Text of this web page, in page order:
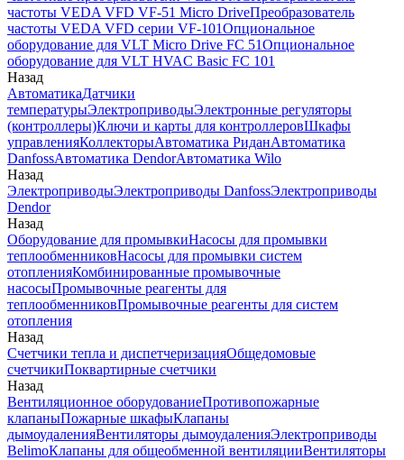
частоты VEDA VFD VF-51 Micro DriveПреобразователь
частоты VEDA VFD серии VF-101Опциональное
оборудование для VLT Micro Drive FC 51Опциональное
оборудование для VLT HVAC Basic FC 101
Назад
АвтоматикаДатчики
температурыЭлектроприводыЭлектронные регуляторы
(контроллеры)Ключи и карты для контроллеровШкафы
управленияКоллекторыАвтоматика РиданАвтоматика
DanfossАвтоматика DendorАвтоматика Wilo
Назад
ЭлектроприводыЭлектроприводы DanfossЭлектроприводы
Dendor
Назад
Оборудование для промывкиНасосы для промывки
теплообменниковНасосы для промывки систем
отопленияКомбинированные промывочные
насосыПромывочные реагенты для
теплообменниковПромывочные реагенты для систем
отопления
Назад
Счетчики тепла и диспетчеризацияОбщедомовые
счетчикиПоквартирные счетчики
Назад
Вентиляционное оборудованиеПротивопожарные
клапаныПожарные шкафыКлапаны
дымоудаленияВентиляторы дымоудаленияЭлектроприводы
BelimoКлапаны для общеобменной вентиляцииВентиляторы